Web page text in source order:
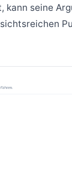
kann seine